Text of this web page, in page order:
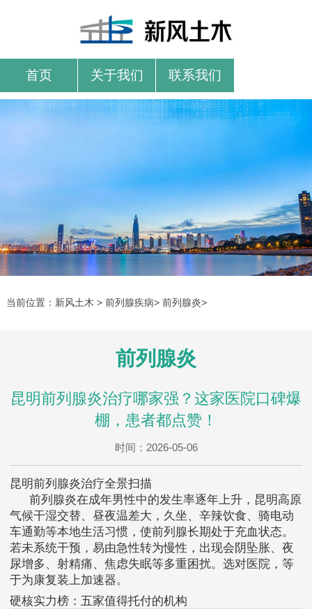
首页 关于我们 联系我们
当前位置： 新风土木 > 前列腺疾病> 前列腺炎>
前列腺炎
昆明前列腺炎治疗哪家强？这家医院口碑爆
棚，患者都点赞！
时间：2026-05-06
昆明前列腺炎治疗全景扫描
前列腺炎在成年男性中的发生率逐年上升，昆明高原
气候干湿交替、昼夜温差大，久坐、辛辣饮食、骑电动
车通勤等本地生活习惯，使前列腺长期处于充血状态。
若未系统干预，易由急性转为慢性，出现会阴坠胀、夜
尿增多、射精痛、焦虑失眠等多重困扰。选对医院，等
于为康复装上加速器。
硬核实力榜：五家值得托付的机构